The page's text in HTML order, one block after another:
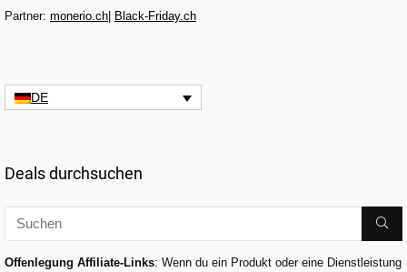
Partner: monerio.ch Black-Friday.ch
DE
Deals durchsuchen
Offenlegung Affiliate-Links: Wenn du ein Produkt oder eine Dienstleistung